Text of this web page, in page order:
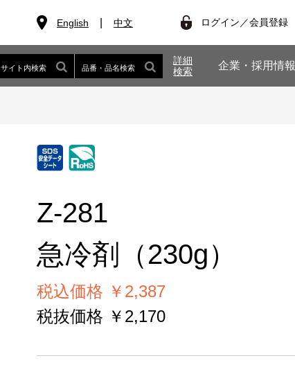
English 中文 ログイン／会員登録
サイト内検索 品番・品名検索
詳細
検索
企業・採用情報
Z-281
急冷剤（230g）
税込価格 ￥2,387
税抜価格 ￥2,170